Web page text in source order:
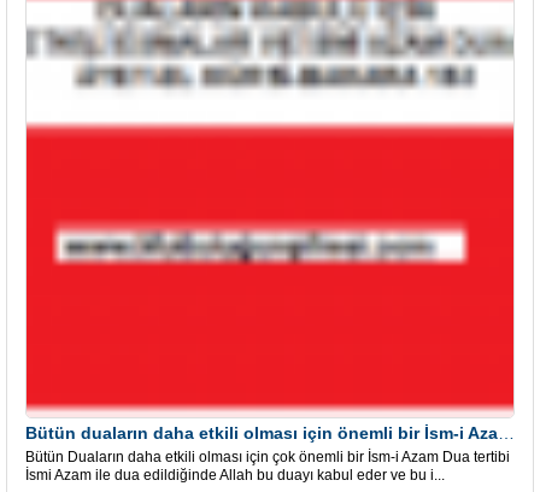
Bütün Duaların daha etkili olması için çok önemli bir İsm-i Azam Dua tertibi
İsmi Azam ile dua edildiğinde Allah bu duayı kabul eder ve bu i...